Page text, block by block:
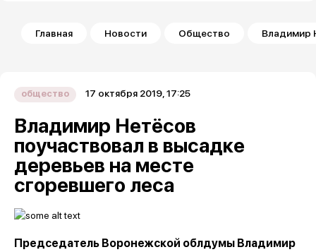
Строка навигации
Главная Новости Общество Владимир
общество 17 октября 2019, 17:25
Владимир Нетёсов
поучаствовал в высадке
деревьев на месте
сгоревшего леса
Председатель Воронежской облдумы Владимир